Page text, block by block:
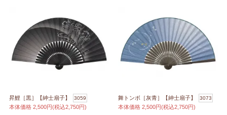
昇鯉［黒］【紳士扇子】 3059
本体価格 2,500円(税込2,750円)
舞トンボ［灰青］【紳士扇子】 3073
本体価格 2,500円(税込2,750円)